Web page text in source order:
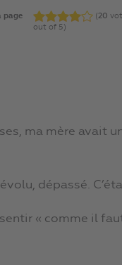
page (20
out of 5)
ma mère avait
dépassé.
« comme il